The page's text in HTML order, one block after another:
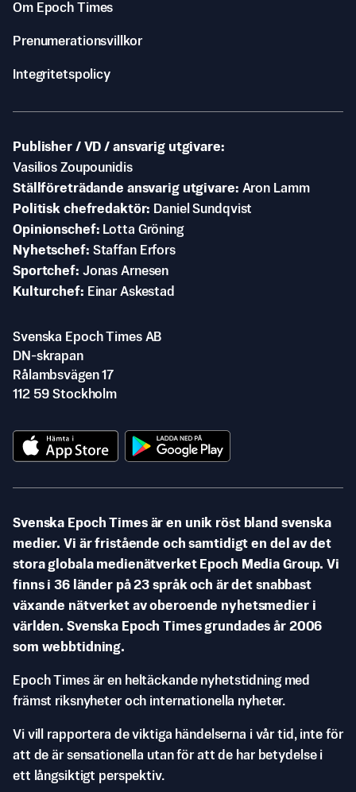
Om Epoch Times
Prenumerationsvillkor
Integritetspolicy
Publisher / VD / ansvarig utgivare
Vasilios Zoupounidis
Ställföreträdande ansvarig utgivare Aron Lamm
Politisk chefredaktör
Daniel Sundqvist
Opinionschef
Lotta Gröning
Nyhetschef Staffan Erfors
Sportchef Jonas Arnesen
Kulturchef
Einar Askestad
Svenska Epoch Times AB
DN-skrapan
Rålambsvägen 17
112 59 Stockholm
Svenska Epoch Times är en unik röst bland svenska
medier. Vi är fristående och samtidigt en del av det
stora globala medienätverket Epoch Media Group. Vi
finns i 36 länder på 23 språk och är det snabbast
växande nätverket av oberoende nyhetsmedier i
världen. Svenska Epoch Times grundades år 2006
som webbtidning.
Epoch Times är en heltäckande nyhetstidning med
främst riksnyheter och internationella nyheter.
Vi vill rapportera de viktiga händelserna i vår tid, inte för
att de är sensationella utan för att de har betydelse i
ett långsiktigt perspektiv.